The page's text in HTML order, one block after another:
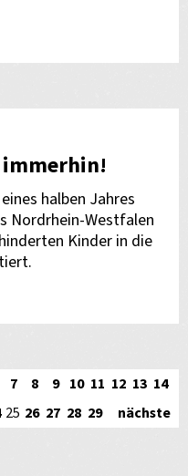
immerhin!
halben Jahres
Nordrhein-Westfalen
Kinder in die
7 8 9 10 11 12 13 14
25 26 27 28 29 nächste